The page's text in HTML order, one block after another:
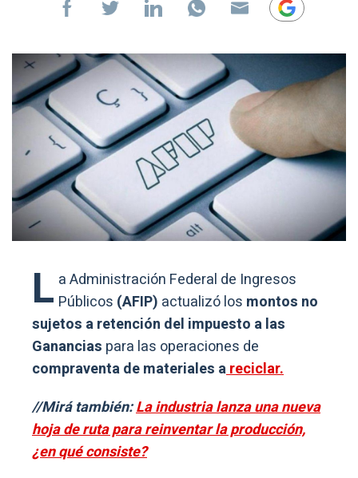
L a Administración Federal de Ingresos
Públicos (AFIP) actualizó los montos no
sujetos a retención del impuesto a las
Ganancias para las operaciones de
compraventa de materiales areciclar.
//Mirá también:La industria lanza una nueva
hoja de ruta para reinventar la producción,
¿en qué consiste?